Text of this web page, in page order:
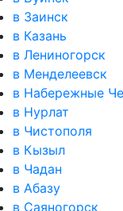
в Заинск
в Казань
в Лениногорск
в Менделеевск
в Набережные
в Нурлат
в Чистополя
в Кызыл
в Чадан
в Абазу
в Саяногорск